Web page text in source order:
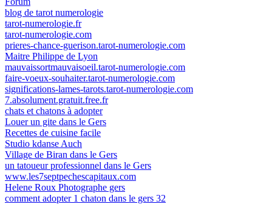
blog de tarot numerologie
tarot-numerologie.fr
tarot-numerologie.com
prieres-chance-guerison.tarot-numerologie.com
Maitre Philippe de Lyon
mauvaissortmauvaisoeil.tarot-numerologie.com
faire-voeux-souhaiter.tarot-numerologie.com
significations-lames-tarots.tarot-numerologie.com
7.absolument.gratuit.free.fr
chats et chatons à adopter
Louer un gite dans le Gers
Recettes de cuisine facile
Studio kdanse Auch
Village de Biran dans le Gers
un tatoueur professionnel dans le Gers
www.les7septpechescapitaux.com
Helene Roux Photographe gers
comment adopter 1 chaton dans le gers 32